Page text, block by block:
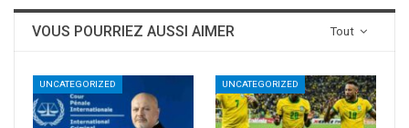
Tout
VOUS POURRIEZ AUSSI AIMER
UNCATEGORIZED UNCATEGORIZED